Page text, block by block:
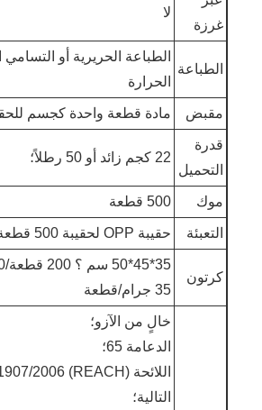
غرزة
لا
الطباعة
الطباعة الحريرية أو
الحرارة
مقبض مادة قطعة واحدة كجسم
قدرة
التحميل
22 كجم زائد أو 50 رطلاً؛
موك 500 قطعة
التعبئة حقيبة OPP لحقيبة 500 قطعة (مطوية)
كرتون
35 جرام/قطعة
خالٍ من الآزو؛
الدعامة 65؛
التالية؛